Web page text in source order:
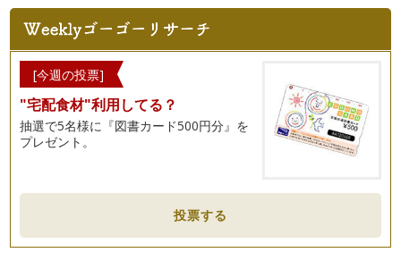
働省では、溶媒抽出＝食品添加物とい…
温度が大事！温度によるコーヒーの味の違い
温かい飲み物。冷たい飲み物。どれも温度によっておいしく感
じたり、不快に感じたりします。 …
こんなに違うの！？お水によるコーヒーの味の違い
一言でお水といっても、軟水・硬水・水道水・ミネラルウォー
ターなど、色々な種類があります。 …
コーヒーの実は、「コーヒーノキ」から採れます。 名前がび
[今週の投票]
"宅配食材"利用してる？
抽選で5名様に『図書カード500円分』を
プレゼント。
投票する